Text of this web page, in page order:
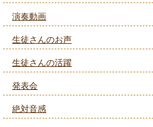
演奏動画
生徒さんのお声
生徒さんの活躍
発表会
絶対音感